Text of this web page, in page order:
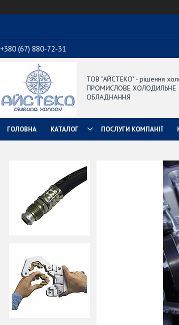
+380 (67) 880-72-31
ТОВ "АЙСТЕКО" - рішення
ПРОМИСЛОВЕ ХОЛОДИЛЬНЕ
ОБЛАДНАННЯ
ГОЛОВНА КАТАЛОГ ПОСЛУГИ КОМПАНІЇ